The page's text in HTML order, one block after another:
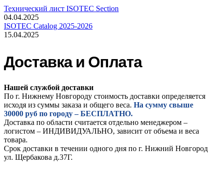
Технический лист ISOTEC Section
04.04.2025
ISOTEC Catalog 2025-2026
15.04.2025
Доставка и Оплата
Нашей службой доставки
По г. Нижнему Новгороду стоимость доставки определяется
исходя из суммы заказа и общего веса. На сумму свыше
30000 руб по городу – БЕСПЛАТНО.
Доставка по области считается отдельно менеджером –
логистом – ИНДИВИДУАЛЬНО, зависит от объема и веса
товара.
Срок доставки в течении одного дня по г. Нижний Новгород
ул. Щербакова д.37Г.